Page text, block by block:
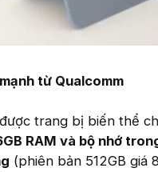
từ Qualcomm
trang bị biến thể
RAM và bộ nhớ
(phiên bản 512GB giá